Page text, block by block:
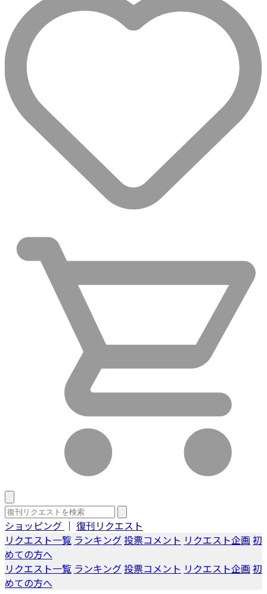
ショッピング ｜ 復刊リクエスト
リクエスト一覧 ランキング投票コメント リクエスト企画 初
めての方へ
リクエスト一覧 ランキング投票コメント リクエスト企画 初
めての方へ